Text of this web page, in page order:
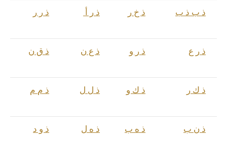
ذ ر ر ذ ر أ ذ خ ر ذ ب ذ ب
ذ ق ن ذ ع ن ذ ر و ذ ر ع
ذ م م ذ ل ل ذ ك و ذ ك ر
ذ و د ذ ه ل ذ ه ب ذ ن ب